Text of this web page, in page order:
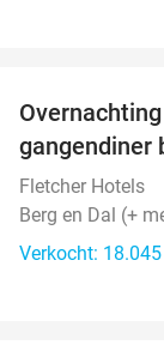
gangendiner
Fletcher Hotels
Berg en Dal (+
Verkocht: 18.045